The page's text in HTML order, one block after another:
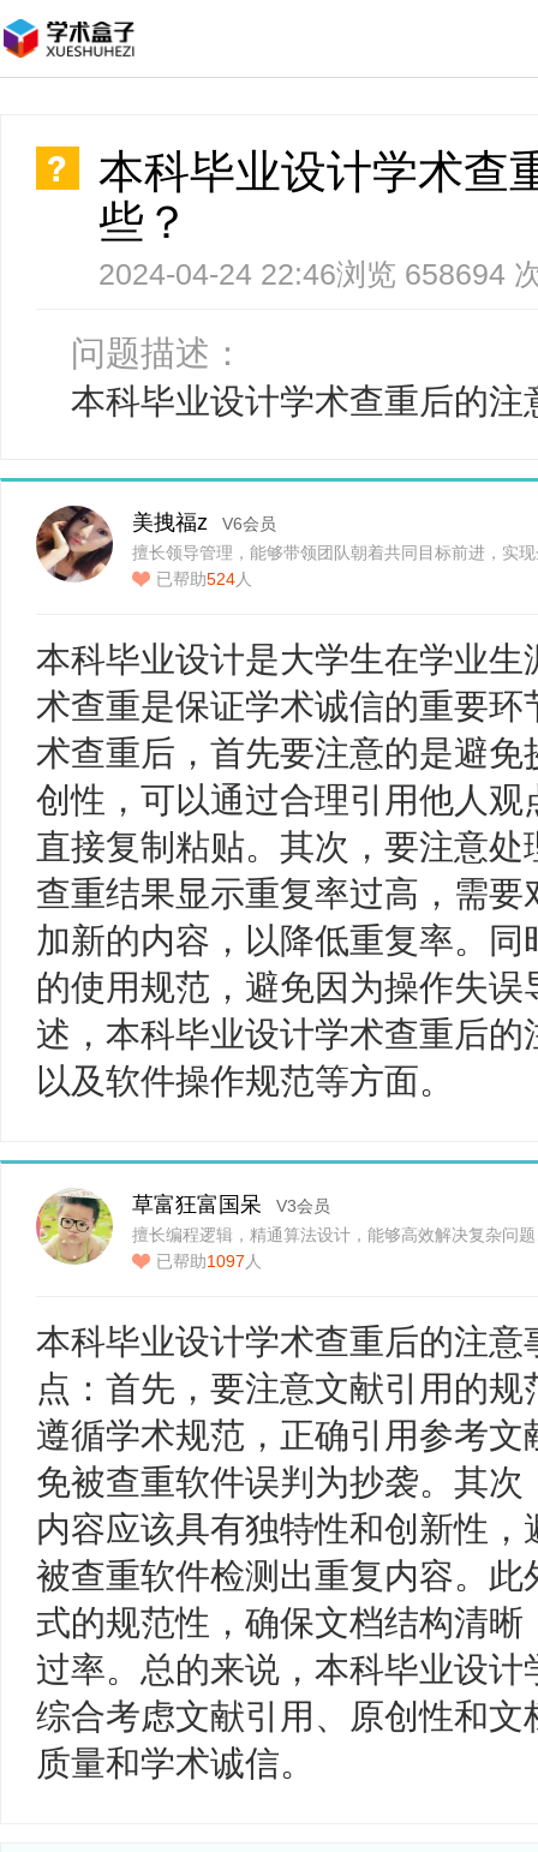
本科毕业设计学术查
些？
2024-04-24 22:46浏览 658694
问题描述：
本科毕业设计学术查重后的注
美拽福z
V6会员
擅长领导管理，能够带领团队朝着共同目标前进，实
展…已帮助524人
本科毕业设计是大学生在学业
术查重是保证学术诚信的重要
术查重后，首先要注意的是避
创性，可以通过合理引用他人
直接复制粘贴。其次，要注意
查重结果显示重复率过高，需
加新的内容，以降低重复率。
的使用规范，避免因为操作失
述，本科毕业设计学术查重后
以及软件操作规范等方面。
草富狂富国呆
V3会员
擅长编程逻辑，精通算法设计，能够高效解决复杂问
已帮助1097 人
本科毕业设计学术查重后的注
点：首先，要注意文献引用的
遵循学术规范，正确引用参考
免被查重软件误判为抄袭。其
内容应该具有独特性和创新性
被查重软件检测出重复内容。
式的规范性，确保文档结构清
过率。总的来说，本科毕业设
综合考虑文献引用、原创性和
质量和学术诚信。